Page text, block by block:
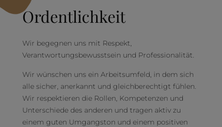
Ordentlichkeit
Wir begegnen uns mit Respekt,
Verantwortungsbewusstsein und Professionalität.
Wir wünschen uns ein Arbeitsumfeld, in dem sich
alle sicher, anerkannt und gleichberechtigt fühlen.
Wir respektieren die Rollen, Kompetenzen und
Unterschiede des anderen und tragen aktiv zu
einem guten Umgangston und einem positiven